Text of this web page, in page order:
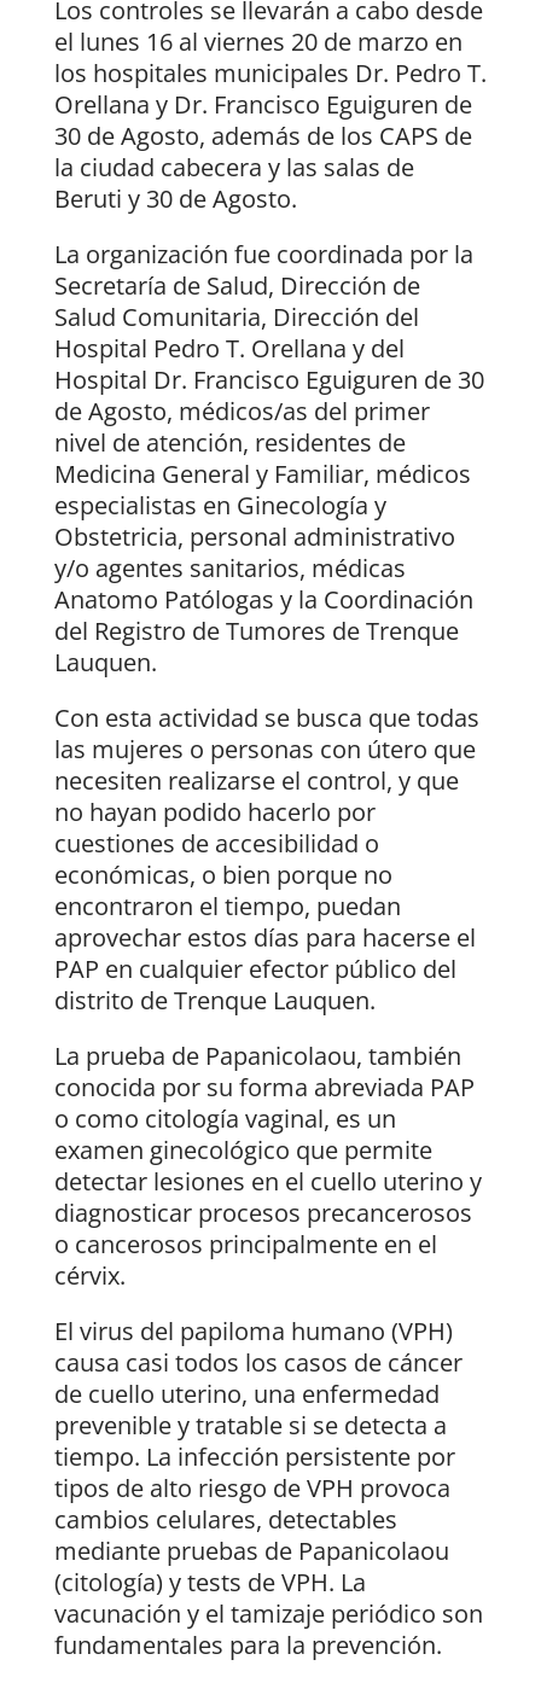
Los controles se llevarán a cabo desde
el lunes 16 al viernes 20 de marzo en
los hospitales municipales Dr. Pedro T.
Orellana y Dr. Francisco Eguiguren de
30 de Agosto, además de los CAPS de
la ciudad cabecera y las salas de
Beruti y 30 de Agosto.
La organización fue coordinada por la
Secretaría de Salud, Dirección de
Salud Comunitaria, Dirección del
Hospital Pedro T. Orellana y del
Hospital Dr. Francisco Eguiguren de 30
de Agosto, médicos/as del primer
nivel de atención, residentes de
Medicina General y Familiar, médicos
especialistas en Ginecología y
Obstetricia, personal administrativo
y/o agentes sanitarios, médicas
Anatomo Patólogas y la Coordinación
del Registro de Tumores de Trenque
Lauquen.
Con esta actividad se busca que todas
las mujeres o personas con útero que
necesiten realizarse el control, y que
no hayan podido hacerlo por
cuestiones de accesibilidad o
económicas, o bien porque no
encontraron el tiempo, puedan
aprovechar estos días para hacerse el
PAP en cualquier efector público del
distrito de Trenque Lauquen.
La prueba de Papanicolaou, también
conocida por su forma abreviada PAP
o como citología vaginal, es un
examen ginecológico que permite
detectar lesiones en el cuello uterino y
diagnosticar procesos precancerosos
o cancerosos principalmente en el
cérvix.
El virus del papiloma humano (VPH)
causa casi todos los casos de cáncer
de cuello uterino, una enfermedad
prevenible y tratable si se detecta a
tiempo. La infección persistente por
tipos de alto riesgo de VPH provoca
cambios celulares, detectables
mediante pruebas de Papanicolaou
(citología) y tests de VPH. La
vacunación y el tamizaje periódico son
fundamentales para la prevención.